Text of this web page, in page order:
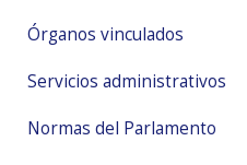
Órganos vinculados
Servicios administrativos
Normas del Parlamento